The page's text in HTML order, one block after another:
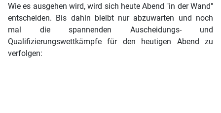
Wie es ausgehen wird, wird sich heute Abend "in der Wand"
entscheiden. Bis dahin bleibt nur abzuwarten und noch
mal die spannenden Auscheidungs- und
Qualifizierungswettkämpfe für den heutigen Abend zu
verfolgen: